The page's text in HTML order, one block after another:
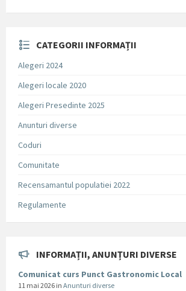
CATEGORII INFORMAȚII
Alegeri 2024
Alegeri locale 2020
Alegeri Presedinte 2025
Anunturi diverse
Coduri
Comunitate
Recensamantul populatiei 2022
Regulamente
INFORMAȚII, ANUNȚURI DIVERSE
Comunicat curs Punct Gastronomic Local
11 mai 2026 in Anunturi diverse